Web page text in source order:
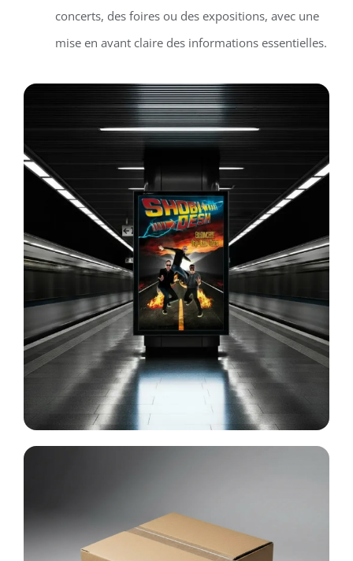
concerts, des foires ou des expositions, avec une
mise en avant claire des informations essentielles.